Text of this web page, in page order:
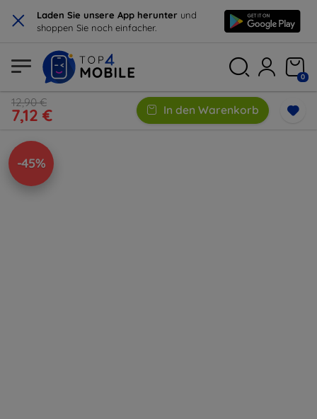
× Laden Sie unsere App herunter und
shoppen Sie noch einfacher.
0
12,90 €
7,12 € In den Warenkorb
-45%